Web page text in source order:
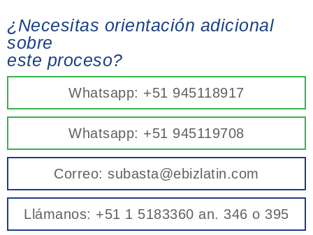
¿Necesitas orientación adicional
sobre
este proceso?
Whatsapp: +51 945118917
Whatsapp: +51 945119708
Correo: subasta@ebizlatin.com
Llámanos: +51 1 5183360 an. 346 o 395